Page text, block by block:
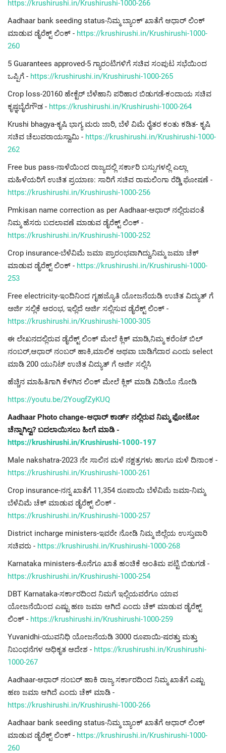
https://krushirushi.in/Krushirushi-1000-266
Aadhaar bank seeding status-ನಿಮ್ಮ ಬ್ಯಾಂಕ್ ಖಾತೆಗೆ ಆಧಾರ್ ಲಿಂಕ್
ಮಾಡುವ ಡೈರೆಕ್ಟ್ ಲಿಂಕ್ - https://krushirushi.in/Krushirushi-1000-
260
5 Guarantees approved-5 ಗ್ಯಾರಂಟಿಗಳಿಗೆ ಸಚಿವ ಸಂಪುಟ ಸಭೆಯಿಂದ
ಒಪ್ಪಿಗೆ - https://krushirushi.in/Krushirushi-1000-265
Crop loss-20160 ಹೇಕ್ಟೆರ್ ಬೆಳೆಹಾನಿ ಪರಿಹಾರ ಬಿಡುಗಡೆ-ಕಂದಾಯ ಸಚಿವ
ಕೃಷ್ಞಬೈರೆಗೌಡ - https://krushirushi.in/Krushirushi-1000-264
Krushi bhagya-ಕೃಷಿ ಭಾಗ್ಯ ಮರು ಜಾರಿ, ಬೆಳೆ ವಿಮೆ ರೈತರ ಕಂತು ಕಡಿತ- ಕೃಷಿ
ಸಚಿವ ಚೆಲುವರಾಯಸ್ವಾಮಿ - https://krushirushi.in/Krushirushi-1000-
262
Free bus pass-ನಾಳೆಯಿಂದ ರಾಜ್ಯದಲ್ಲಿ ಸರ್ಕಾರಿ ಬಸ್ಸುಗಳಲ್ಲಿ ಎಲ್ಲಾ
ಮಹಿಳೆಯರಿಗೆ ಉಚಿತ ಪ್ರಯಾಣ: ಸಾರಿಗೆ ಸಚಿವ ರಾಮಲಿಂಗಾ ರೆಡ್ಡಿ ಘೋಷಣೆ -
https://krushirushi.in/Krushirushi-1000-256
Pmkisan name correction as per Aadhaar-ಆಧಾರ್ ನಲ್ಲಿರುವಂತೆ
ನಿಮ್ಮ ಹೆಸರು ಬದಲಾವಣೆ ಮಾಡುವ ಡೈರೆಕ್ಟ್ ಲಿಂಕ್ -
https://krushirushi.in/Krushirushi-1000-252
Crop insurance-ಬೆಳೆವಿಮೆ ಜಮಾ ಪ್ರಾರಂಭವಾಗಿದ್ದು,ನಿಮ್ಮ ಜಮಾ ಚೆಕ್
ಮಾಡುವ ಡೈರೆಕ್ಟ್ ಲಿಂಕ್ - https://krushirushi.in/Krushirushi-1000-
253
Free electricity-ಇಂದಿನಿಂದ ಗೃಹಜ್ಯೊತಿ ಯೋಜನೆಯಡಿ ಉಚಿತ ವಿದ್ಯುತ್ ಗೆ
ಅರ್ಜಿ ಸಲ್ಲಿಕೆ ಆರಂಭ, ಇಲ್ಲಿದೆ ಅರ್ಜಿ ಸಲ್ಲಿಸುವ ಡೈರೆಕ್ಟ್ ಲಿಂಕ್ -
https://krushirushi.in/Krushirushi-1000-305
ಈ ಲೇಖನದಲ್ಲಿರುವ ಡೈರೆಕ್ಟ್ ಲಿಂಕ್ ಮೇಲೆ ಕ್ಲಿಕ್ ಮಾಡಿ,ನಿಮ್ಮ ಕರೆಂಟ್ ಬಿಲ್
ನಂಬರ್,ಆಧಾರ್ ನಂಬರ್ ಹಾಕಿ,ಮಾಲಿಕ ಅಥವಾ ಬಾಡಿಗೆದಾರ ಎಂದು select
ಮಾಡಿ 200 ಯುನಿಟ್ ಉಚಿತ ವಿದ್ಯುತ್ ಗೆ ಅರ್ಜಿ ಸಲ್ಲಿಸಿ
ಹೆಚ್ಚಿನ ಮಾಹಿತಿಗಾಗಿ ಕೆಳಗಿನ ಲಿಂಕ್ ಮೇಲೆ ಕ್ಲಿಕ್ ಮಾಡಿ ವಿಡಿಯೊ ನೋಡಿ
https://youtu.be/2YougfZyKUQ
Aadhaar Photo change-ಆಧಾರ್ ಕಾರ್ಡ್ ನಲ್ಲಿರುವ ನಿಮ್ಮ ಫೋಟೋ
ಚೆನ್ನಾಗಿಲ್ವ? ಬದಲಾಯಿಸಲು ಹೀಗೆ ಮಾಡಿ -
https://krushirushi.in/Krushirushi-1000-197
Male nakshatra-2023 ನೇ ಸಾಲಿನ ಮಳೆ ನಕ್ಷತ್ರಗಳು ಹಾಗೂ ಮಳೆ ದಿನಾಂಕ -
https://krushirushi.in/Krushirushi-1000-261
Crop insurance-ನನ್ನ ಖಾತೆಗೆ 11,354 ರೂಪಾಯಿ ಬೆಳೆವಿಮೆ ಜಮಾ-ನಿಮ್ಮ
ಬೆಳೆವಿಮೆ ಚೆಕ್ ಮಾಡುವ ಡೈರೆಕ್ಟ್ ಲಿಂಕ್ -
https://krushirushi.in/Krushirushi-1000-257
District incharge ministers-ಇವರೇ ನೋಡಿ ನಿಮ್ಮ ಜಿಲ್ಲೆಯ ಉಸ್ತುವಾರಿ
ಸಚಿವರು - https://krushirushi.in/Krushirushi-1000-268
Karnataka ministers-ಕೊನೆಗೂ ಖಾತೆ ಹಂಚಿಕೆ ಅಂತಿಮ ಪಟ್ಟಿ ಬಿಡುಗಡೆ -
https://krushirushi.in/Krushirushi-1000-254
DBT Karnataka-ಸರ್ಕಾರದಿಂದ ನಿಮಗೆ ಇಲ್ಲಿಯವರೆಗೂ ಯಾವ
ಯೋಜನೆಯಿಂದ ಎಷ್ಟು ಹಣ ಜಮಾ ಆಗಿದೆ ಎಂದು ಚೆಕ್ ಮಾಡುವ ಡೈರೆಕ್ಟ್
ಲಿಂಕ್ - https://krushirushi.in/Krushirushi-1000-259
Yuvanidhi-ಯುವನಿಧಿ ಯೋಜನೆಯಡಿ 3000 ರೂಪಾಯಿ-ಷರತ್ತು ಮತ್ತು
ನಿಬಂಧನೆಗಳ ಅಧಿಕೃತ ಆದೇಶ - https://krushirushi.in/Krushirushi-
1000-267
Aadhaar-ಆಧಾರ್ ನಂಬರ್ ಹಾಕಿ ರಾಜ್ಯ ಸರ್ಕಾರದಿಂದ ನಿಮ್ಮ ಖಾತೆಗೆ ಎಷ್ಟು
ಹಣ ಜಮಾ ಆಗಿದೆ ಎಂದು ಚೆಕ್ ಮಾಡಿ -
https://krushirushi.in/Krushirushi-1000-266
Aadhaar bank seeding status-ನಿಮ್ಮ ಬ್ಯಾಂಕ್ ಖಾತೆಗೆ ಆಧಾರ್ ಲಿಂಕ್
ಮಾಡುವ ಡೈರೆಕ್ಟ್ ಲಿಂಕ್ - https://krushirushi.in/Krushirushi-1000-
260